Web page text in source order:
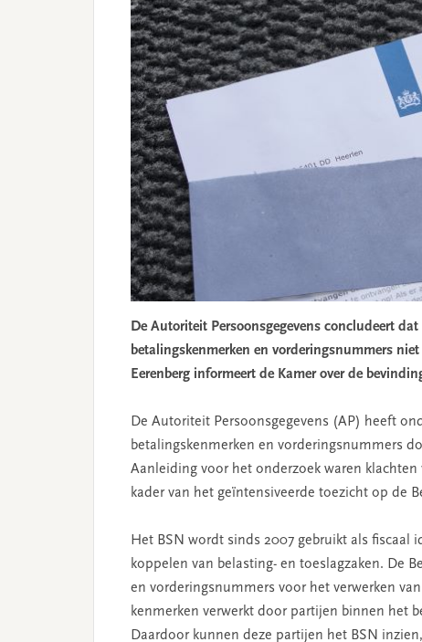
De Autoriteit Persoonsgegevens concludeert
betalingskenmerken en vorderingsnummers
Eerenberg informeert de Kamer over de
De Autoriteit Persoonsgegevens (AP) heeft
betalingskenmerken en vorderingsnummers
Aanleiding voor het onderzoek waren
kader van het geïntensiveerde toezicht op de
Het BSN wordt sinds 2007 gebruikt als fiscaal
koppelen van belasting- en toeslagzaken. De
en vorderingsnummers voor het verwerken
kenmerken verwerkt door partijen binnen het
Daardoor kunnen deze partijen het BSN